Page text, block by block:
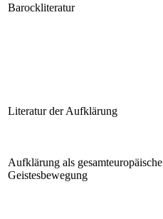
Barockliteratur
Literatur der Aufklärung
Aufklärung als gesamteuropäische
Geistesbewegung